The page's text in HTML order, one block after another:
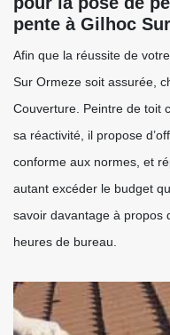
pente à Gilhoc
Afin que la réussite de
Sur Ormeze soit assurée,
Couverture. Peintre de toit
sa réactivité, il propose
conforme aux normes, et
autant excéder le budget
savoir davantage à propos
heures de bureau.